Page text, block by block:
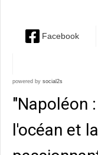
Facebook
powered by social2s
"Napoléon
l'océan et